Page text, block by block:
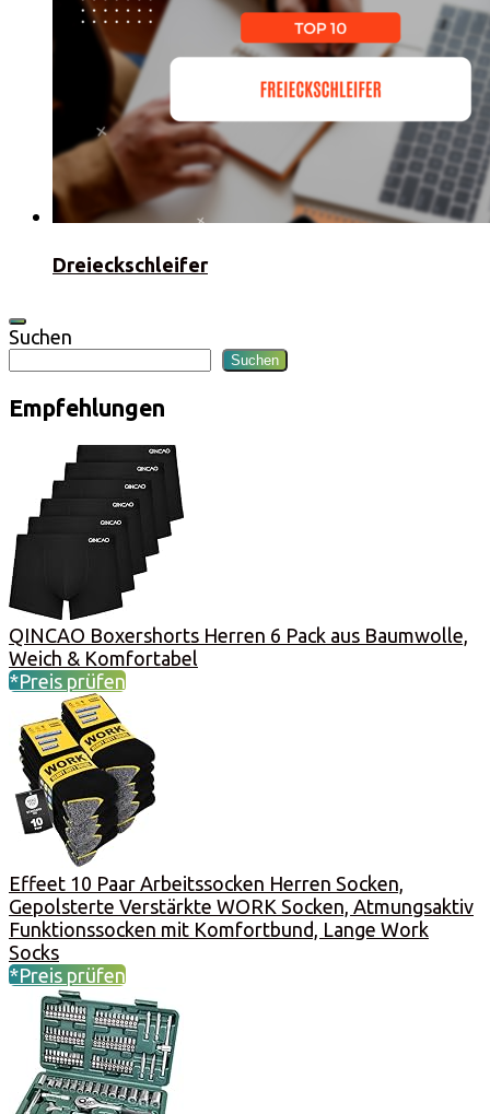
Dreieckschleifer
Suchen
Suchen
Empfehlungen
QINCAO Boxershorts Herren 6 Pack aus Baumwolle,
Weich & Komfortabel
*Preis prüfen
Effeet 10 Paar Arbeitssocken Herren Socken,
Gepolsterte Verstärkte WORK Socken, Atmungsaktiv
Funktionssocken mit Komfortbund, Lange Work
Socks
*Preis prüfen